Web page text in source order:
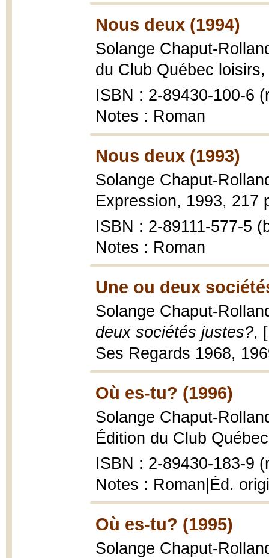
Nous deux (1994)
Solange Chaput-
du Club Québec
ISBN : 2-89430-100-6
Notes : Roman
Nous deux (1993)
Solange Chaput-
Expression, 1993, 217
ISBN : 2-89111-577-5
Notes : Roman
Une ou deux
Solange Chaput-
deux sociétés justes?,
Ses Regards 1968,
Où es-tu? (1996)
Solange Chaput-
Édition du Club
ISBN : 2-89430-183-9
Notes : Roman|Éd.
Où es-tu? (1995)
Solange Chaput-